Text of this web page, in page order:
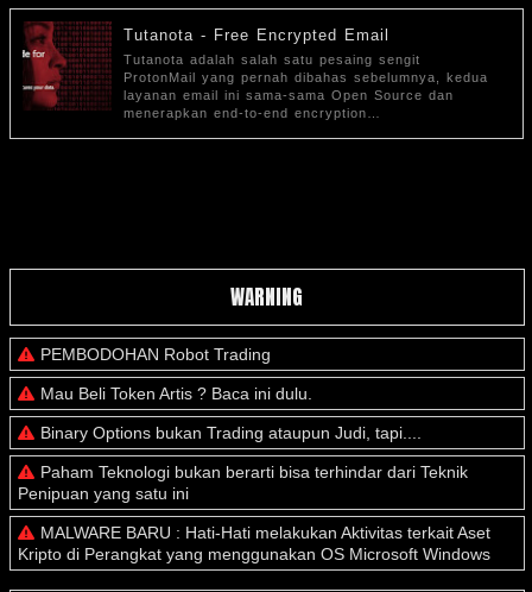
Tutanota - Free Encrypted Email
Tutanota adalah salah satu pesaing sengit
ProtonMail yang pernah dibahas sebelumnya, kedua
layanan email ini sama-sama Open Source dan
menerapkan end-to-end encryption…
WARNING
PEMBODOHAN Robot Trading
Mau Beli Token Artis ? Baca ini dulu.
Binary Options bukan Trading ataupun Judi, tapi....
Paham Teknologi bukan berarti bisa terhindar dari Teknik
Penipuan yang satu ini
MALWARE BARU : Hati-Hati melakukan Aktivitas terkait Aset
Kripto di Perangkat yang menggunakan OS Microsoft Windows